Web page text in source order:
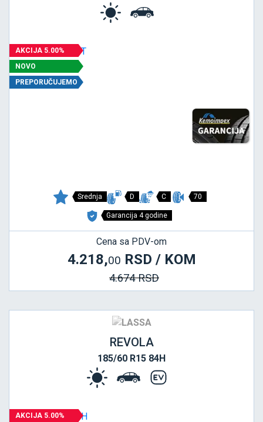
AKCIJA 5.00%
NOVO
PREPORUČUJEMO
Srednja D C 70
Garancija 4 godine
Cena sa PDV-om
4.218,00 RSD / KOM
4.674 RSD
REVOLA
185/60 R15 84H
AKCIJA 5.00%